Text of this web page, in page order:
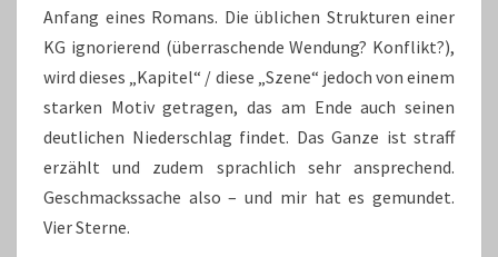
Anfang eines Romans. Die üblichen Strukturen einer
KG ignorierend (überraschende Wendung? Konflikt?),
wird dieses „Kapitel“ / diese „Szene“ jedoch von einem
starken Motiv getragen, das am Ende auch seinen
deutlichen Niederschlag findet. Das Ganze ist straff
erzählt und zudem sprachlich sehr ansprechend.
Geschmackssache also – und mir hat es gemundet.
Vier Sterne.